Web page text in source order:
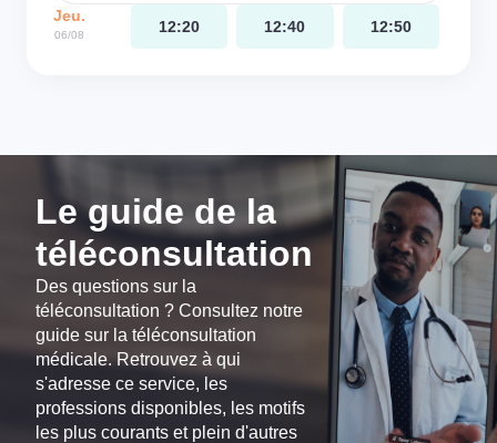
Jeu.
06/08 12:20 12:40 12:50
Le guide de la
téléconsultation
Des questions sur la
téléconsultation ? Consultez notre
guide sur la téléconsultation
médicale. Retrouvez à qui
s'adresse ce service, les
professions disponibles, les motifs
les plus courants et plein d'autres